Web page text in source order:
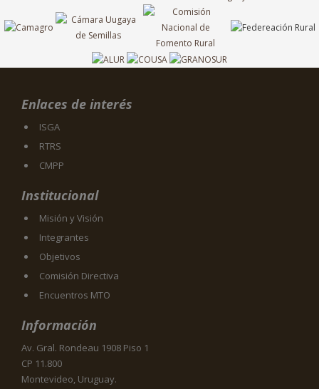
Enlaces de interés
ISGA
RTRS
CMPP
Institucional
Misión y Visión
Integrantes
Objetivos
Comisión Directiva
Encuentros MTO
Información
Av. Gral. Rondeau 1908 Piso 1
CP 11.800
Montevideo, Uruguay.